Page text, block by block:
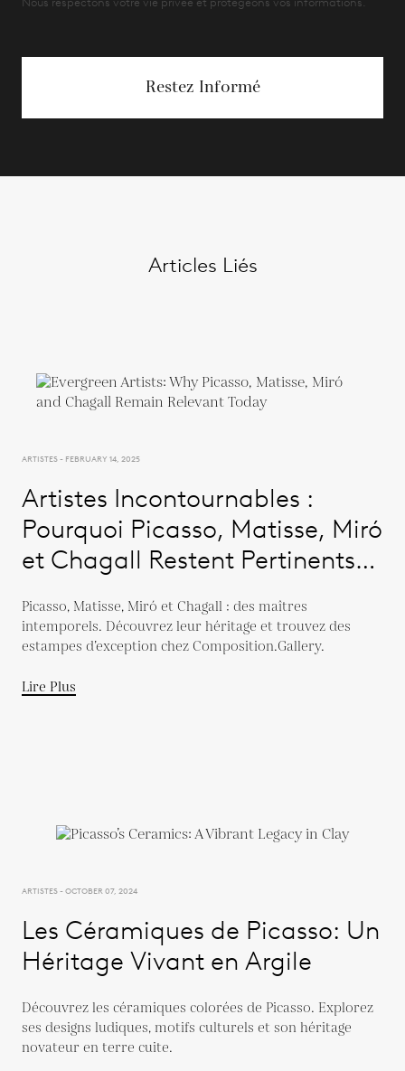
Restez Informé
Articles Liés
ARTISTES - FEBRUARY 14, 2025
Artistes Incontournables :
Pourquoi Picasso, Matisse, Miró
et Chagall Restent Pertinents
Picasso, Matisse, Miró et Chagall : des maîtres
intemporels. Découvrez leur héritage et trouvez des
estampes d’exception chez Composition.Gallery.
Lire Plus
ARTISTES - OCTOBER 07, 2024
Les Céramiques de Picasso: Un
Héritage Vivant en Argile
Découvrez les céramiques colorées de Picasso. Explorez
ses designs ludiques, motifs culturels et son héritage
novateur en terre cuite.